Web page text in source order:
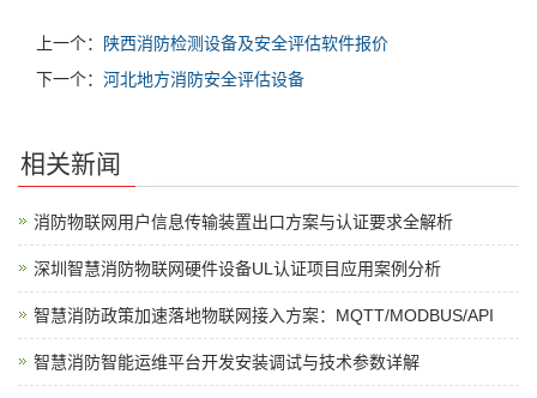
上一个：
陕西消防检测设备及安全评估软件报价
下一个： 河北地方消防安全评估设备
相关新闻
消防物联网用户信息传输装置出口方案与认证要求全解析
深圳智慧消防物联网硬件设备UL认证项目应用案例分析
智慧消防政策加速落地物联网接入方案：MQTT/MODBUS/API
智慧消防智能运维平台开发安装调试与技术参数详解